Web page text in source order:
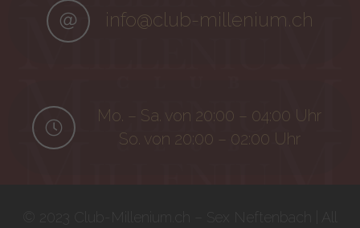
info@club-millenium.ch
Mo. – Sa. von 20:00 – 04:00 Uhr
So. von 20:00 – 02:00 Uhr